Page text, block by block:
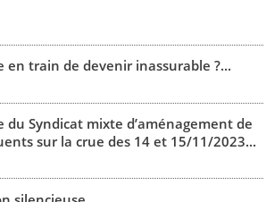
en train de devenir inassurable ?...
du Syndicat mixte d’aménagement de
sur la crue des 14 et 15/11/2023...